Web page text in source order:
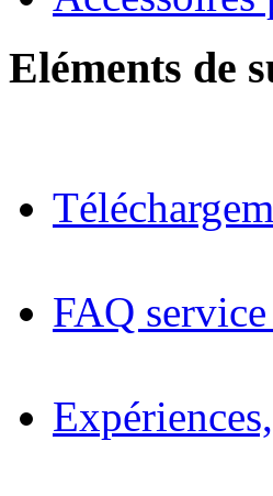
Eléments de
FAQ